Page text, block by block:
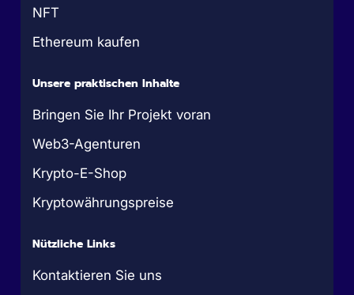
NFT
Ethereum kaufen
Unsere praktischen Inhalte
Bringen Sie Ihr Projekt voran
Web3-Agenturen
Krypto-E-Shop
Kryptowährungspreise
Nützliche Links
Kontaktieren Sie uns